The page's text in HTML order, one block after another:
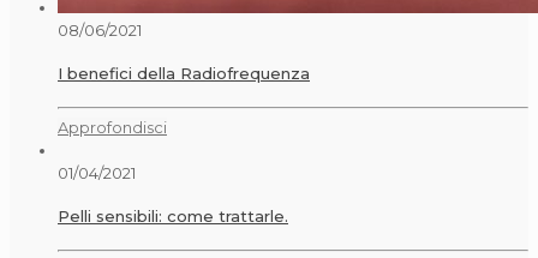
08/06/2021
I benefici della Radiofrequenza
Approfondisci
01/04/2021
Pelli sensibili: come trattarle.